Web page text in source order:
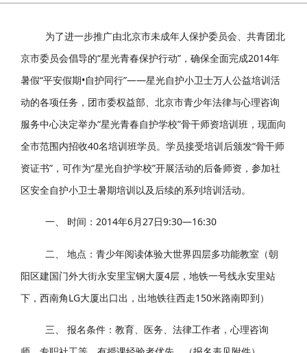
为了进一步推广由北京市未成年人保护委员会、共青团北
京市委员会倡导的“星光青春保护行动”，确保全面完成2014年
暑假“平安假期•自护同行”——星光自护小卫士万人公益培训活
动的各项任务，团市委权益部、北京市青少年法律与心理咨询
服务中心决定举办“星光青春自护学校”骨干师资培训班，现面向
全市范围内招收40名培训班学员。学员接受培训后颁发“骨干师
资证书”，可作为“星光自护学校”开展活动的后备师资，参加社
区安全自护小卫士暑期培训以及后续的系列培训活动。
一、 时间：2014年6月27日9:30—16:30
二、 地点：青少年阅读体验大世界四层多功能教室（朝
阳区建国门外大街永安里宝钢大厦4层，地铁一号线永安里站
下，西南角LG大厦出口出，出地铁往西走150米路南即到）
三、 报名条件：教育、医务、法律工作者，心理咨询